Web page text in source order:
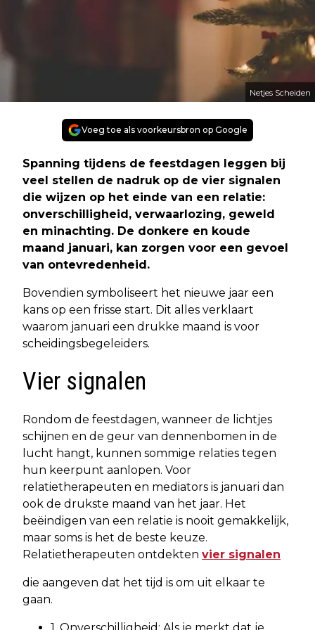
Netjes Scheiden
Voeg toe als voorkeursbron op Google
Spanning tijdens de feestdagen leggen bij
veel stellen de nadruk op de vier signalen
die wijzen op het einde van een relatie:
onverschilligheid, verwaarlozing, geweld
en minachting. De donkere en koude
maand januari, kan zorgen voor een gevoel
van ontevredenheid.
Bovendien symboliseert het nieuwe jaar een
kans op een frisse start. Dit alles verklaart
waarom januari een drukke maand is voor
scheidingsbegeleiders.
Vier signalen
Rondom de feestdagen, wanneer de lichtjes
schijnen en de geur van dennenbomen in de
lucht hangt, kunnen sommige relaties tegen
hun keerpunt aanlopen. Voor
relatietherapeuten en mediators is januari dan
ook de drukste maand van het jaar. Het
beëindigen van een relatie is nooit gemakkelijk,
maar soms is het de beste keuze.
Relatietherapeuten ontdekten vier signalen
die aangeven dat het tijd is om uit elkaar te
gaan.
1. Onverschilligheid: Als je merkt dat je